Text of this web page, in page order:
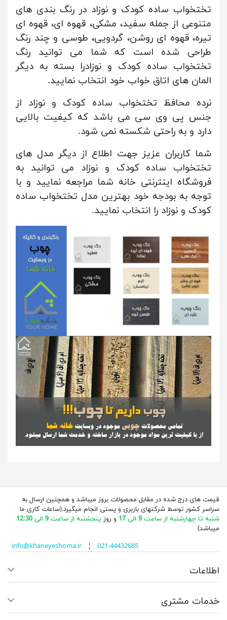
تختخواب ساده کودک و نوزاد در رنگ بندی های
متنوعی از جمله سفید، مشکی، قهوه ای، قهوه ای
تیره، قهوه ای روشن، گردویی، طوسی و چند رنگ
طراحی شده است که شما می توانید رنگ
تختخواب ساده کودک و نوزادرا بسته به دیگر
المان های اتاق خواب خود انتخاب نمایید.
نرده محافظ تختخواب ساده کودک و نوزاد از
جنس پی وی سی می باشد که کیفیت بالایی
دارد و به راحتی شکسته نمی شود.
شما کاربران عزیز جهت اطلاع از دیگر مدل های
تختخواب ساده کودک و نوزاد می توانید به
فروشگاه اینترنتی خانه شما مراجعه نمایید و با
توجه به بودجه خود بهترین مدل تختخواب ساده
کودک و نوزاد را انتخاب نمایید.
قیمت های درج شده در مقابل محصولات بروز میباشد و همچنین ارسال به
سراسر کشور توسط شرکتهای باربری و پستی انجام میگیرد.(ساعات کاری ما
شنبه تا چهارشنبه از ساعت 9 الی 17
و روز پنجشنبه از ساعت 9 الی 12:30
میباشد)
info@khaneyeshoma.ir¦ 021-44432685
اطلاعات
خدمات مشتری